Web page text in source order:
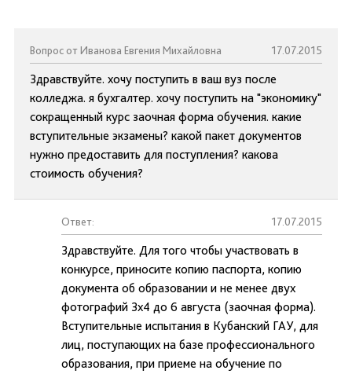
Вопрос от Иванова Евгения Михайловна 17.07.2015
Здравствуйте. хочу поступить в ваш вуз после
колледжа. я бухгалтер. хочу поступить на "экономику"
сокращенный курс заочная форма обучения. какие
вступительные экзамены? какой пакет документов
нужно предоставить для поступления? какова
стоимость обучения?
Ответ: 17.07.2015
Здравствуйте. Для того чтобы участвовать в
конкурсе, приносите копию паспорта, копию
документа об образовании и не менее двух
фотографий 3х4 до 6 августа (заочная форма).
Вступительные испытания в Кубанский ГАУ, для
лиц, поступающих на базе профессионального
образования, при приеме на обучение по